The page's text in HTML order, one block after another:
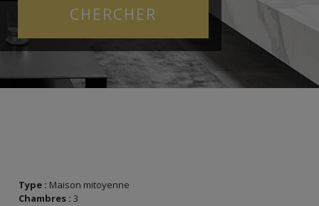
Type : Maison mitoyenne
Chambres : 3